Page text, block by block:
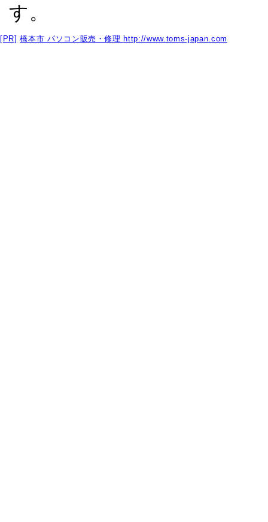
す。
[PR] 橋本市 パソコン販売・修理 http://www.toms-japan.com